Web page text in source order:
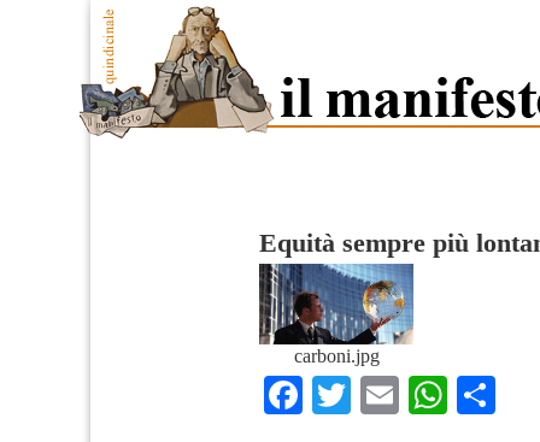
Equità sempre più
carboni.jpg
Facebook
Twitter
Email